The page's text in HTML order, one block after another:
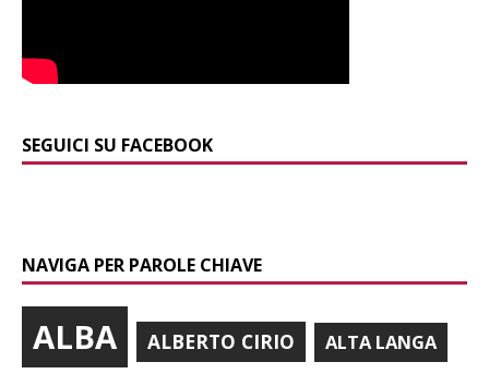
SEGUICI SU FACEBOOK
NAVIGA PER PAROLE CHIAVE
ALBA ALBERTO CIRIO ALTA LANGA